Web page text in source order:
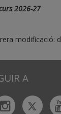
2026-27
modificació:
A
Instagram